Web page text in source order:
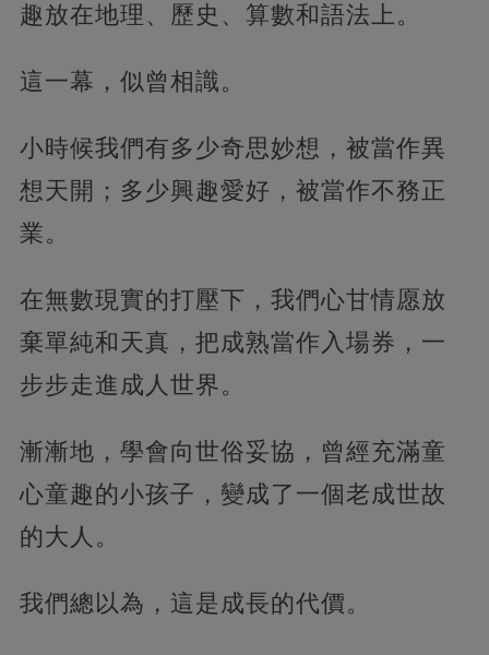
趣放在地理、歷史、算數和語法上。
這一幕，似曾相識。
小時候我們有多少奇思妙想，被當作異
想天開；多少興趣愛好，被當作不務正
業。
在無數現實的打壓下，我們心甘情愿放
棄單純和天真，把成熟當作入場券，一
步步走進成人世界。
漸漸地，學會向世俗妥協，曾經充滿童
心童趣的小孩子，變成了一個老成世故
的大人。
我們總以為，這是成長的代價。